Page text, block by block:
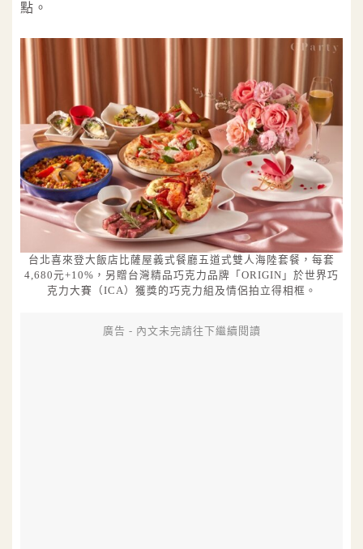
點。
台北喜來登大飯店比薩屋義式餐廳五道式雙人海陸套餐，每套
4,680元+10%，另贈台灣精品巧克力品牌「ORIGIN」於世界巧
克力大賽（ICA）獲獎的巧克力組及情侶拍立得相框。
廣告 - 內文未完請往下繼續閱讀